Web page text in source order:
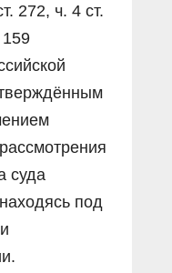
272, ч. 4 ст.
159
суда
под